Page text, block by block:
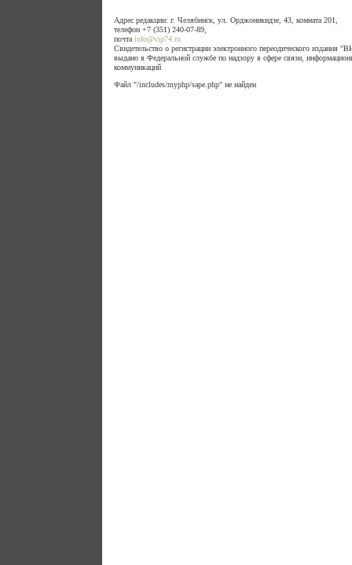
Адрес редакции: г. Челябинск, ул. Орджоникидзе, 43, комната 201,
телефон +7 (351) 240-07-89,
почта info@vip74.ru
Свидетельство о регистрации электронного переодического
выдано в Федеральной службе по надзору в сфере связи,
коммуникаций
Файл "/includes/myphp/sape.php" не найден